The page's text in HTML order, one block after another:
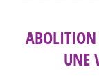
ABOLITION
UNE